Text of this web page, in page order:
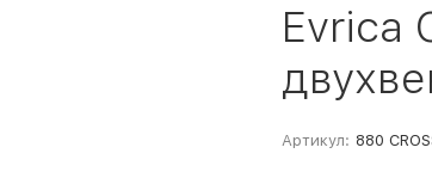
Evrica
Артикул: 880